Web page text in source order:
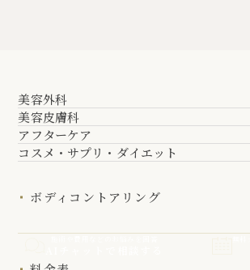
美容外科
美容皮膚科
アフターケア
コスメ・サプリ・ダイエット
ボディコントアリング